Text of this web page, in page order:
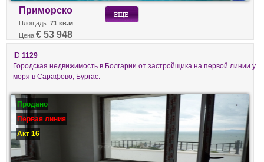
Приморско
Площадь: 71 кв.м
Цена € 53 948
ID 1129
Городская недвижимость в Болгарии от застройщика на первой линии у
моря в Сарафово, Бургас.
Продано
Первая линия
Акт 16